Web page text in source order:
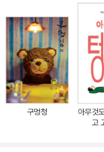
그제야 두 사람은 서로의 사이에
사람』은 세상의 수많은 ‘두 사
하고 이해하여, 더 좋은 관계로
겨 있습니다. 깊은 사유로 이끄
깃든 의미를 살펴볼 수 있습니다. 두 사람이 함께 살아간다는 것은?
두 사람이 함께 사는 것은 함께
두 사람은 자물쇠처럼 꽉 닫힌
도 하고, 세상이라는 험난한 바
구멍청
아무것
고